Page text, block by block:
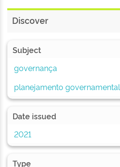
Discover
Subject
governança
planejamento governamental
Date issued
2021
Type